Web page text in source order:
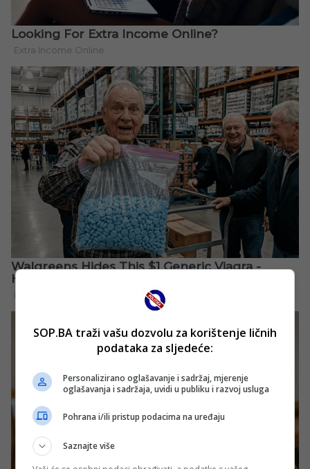
SOP.BA traži vašu dozvolu za korištenje ličnih
podataka za sljedeće:
Personalizirano oglašavanje i sadržaj, mjerenje
oglašavanja i sadržaja, uvidi u publiku i razvoj usluga
Pohrana i/ili pristup podacima na uređaju
Saznajte više